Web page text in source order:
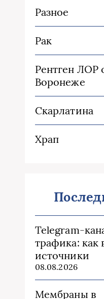
Разное
Рак
Рентген ЛОР
Воронеже
Скарлатина
Храп
Telegram-
трафика: как
источники
08.08.2026
Мембраны в